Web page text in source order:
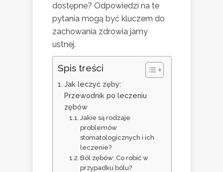
dostępne? Odpowiedzi na te
pytania mogą być kluczem do
zachowania zdrowia jamy
ustnej.
Spis treści
Jak leczyć zęby:
Przewodnik po leczeniu
zębów
Jakie są rodzaje
problemów
stomatologicznych i ich
leczenie?
Ból zębów: Co robić w
przypadku bólu?